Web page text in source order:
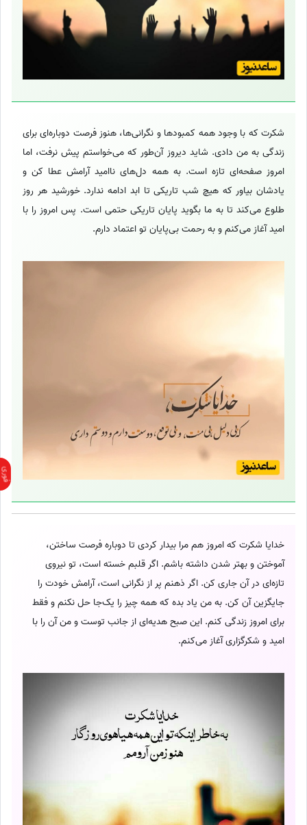
شکرت که با وجود همه کمبودها و نگرانی‌ها، هنوز فرصت دوباره‌ای برای
زندگی به من دادی. شاید دیروز آن‌طور که می‌خواستم پیش نرفت، اما
امروز صفحه‌ای تازه است. به همه دل‌های ناامید آرامش عطا کن و
یادشان بیاور که هیچ شب تاریکی تا ابد ادامه ندارد. خورشید هر روز
طلوع می‌کند تا به ما بگوید پایان تاریکی حتمی است. پس امروز را با
امید آغاز می‌کنم و به رحمت بی‌پایان تو اعتماد دارم.
خدایا شکرت که امروز هم مرا بیدار کردی تا دوباره فرصت ساختن،
آموختن و بهتر شدن داشته باشم. اگر قلبم خسته است، تو نیروی
تازه‌ای در آن جاری کن. اگر ذهنم پر از نگرانی است، آرامش خودت را
جایگزین آن کن. به من یاد بده که همه چیز را یک‌جا حل نکنم و فقط
برای امروز زندگی کنم. این صبح هدیه‌ای از جانب توست و من آن را با
امید و شکرگزاری آغاز می‌کنم.